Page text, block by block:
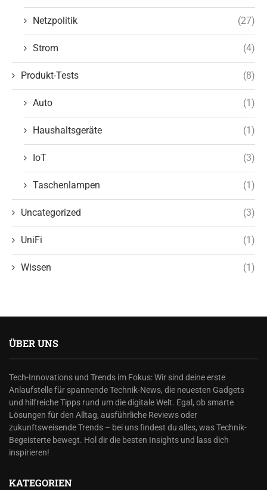
Netzpolitik (27)
Strom (4)
Produkt-Tests (8)
Auto (1)
Haushaltsgeräte (1)
IoT (3)
Taschenlampen (1)
Uncategorized (3)
UniFi (1)
Wissen (1)
ÜBER UNS
Tech-Innovations und Trends im Fokus: Wir sind deine erste
Anlaufstelle für spannende Technik-News, die neuesten Gadgets
und hilfreiche Tipps rund um die digitale Welt. Egal, ob smarte
Lösungen für den Alltag, ausführliche Reviews oder
zukunftsweisende Trends – bei uns findest du alles, was Technik-
Begeisterte bewegt. Hol dir die besten Insights und lass dich
inspirieren!
KATEGORIEN